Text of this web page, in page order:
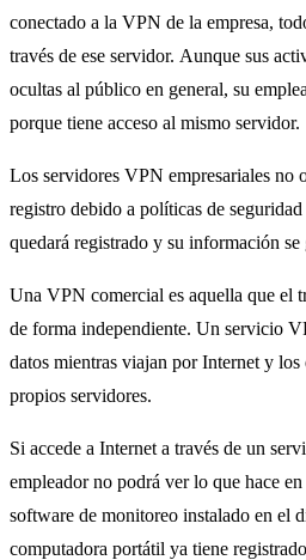
conectado a la VPN de la empresa,
través de ese servidor. Aunque sus
ocultas al público en general, su
porque tiene acceso al mismo servidor.
Los servidores VPN empresariales no
registro debido a políticas de
quedará registrado y su información
Una VPN comercial es aquella que el
de forma independiente. Un servicio
datos mientras viajan por Internet y los
propios servidores.
Si accede a Internet a través de un
empleador no podrá ver lo que hace
software de monitoreo instalado en el
computadora portátil ya tiene